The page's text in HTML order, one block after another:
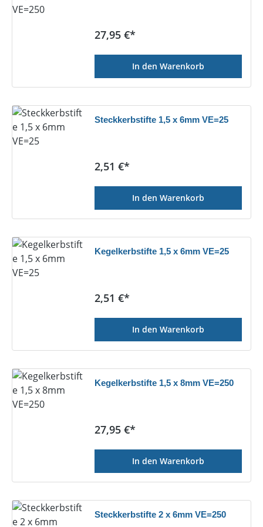
Regulärer Preis:
27,95 €*
In den Warenkorb
Steckkerbstifte 1,5 x 6mm VE=25
Regulärer Preis:
2,51 €*
In den Warenkorb
Kegelkerbstifte 1,5 x 6mm VE=25
Regulärer Preis:
2,51 €*
In den Warenkorb
Kegelkerbstifte 1,5 x 8mm VE=250
Regulärer Preis:
27,95 €*
In den Warenkorb
Steckkerbstifte 2 x 6mm VE=250